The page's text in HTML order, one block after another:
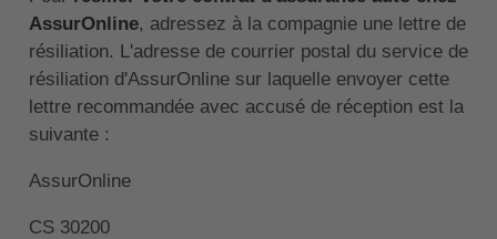
AssurOnline, adressez à la compagnie une lettre de
résiliation. L'adresse de courrier postal du service de
résiliation d'AssurOnline sur laquelle envoyer cette
lettre recommandée avec accusé de réception est la
suivante :
AssurOnline
CS 30200